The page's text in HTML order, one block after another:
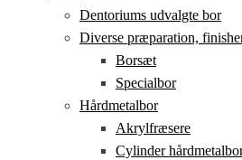
Dentoriums udvalgte bor
Diverse præparation,
Borsæt
Specialbor
Hårdmetalbor
Akrylfræsere
Cylinder